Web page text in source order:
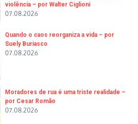
violência – por Walter Ciglioni
07.08.2026
Quando o caos reorganiza a vida – por
Suely Buriasco
07.08.2026
Moradores de rua é uma triste realidade –
por Cesar Romão
07.08.2026